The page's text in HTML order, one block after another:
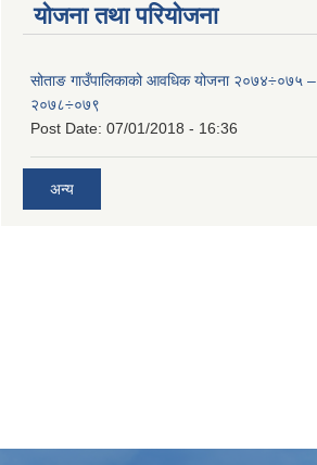
योजना तथा परियोजना
सोताङ गाउँपालिकाको आवधिक योजना २०७४÷०७५ –
२०७८÷०७९
Post Date: 07/01/2018 - 16:36
अन्य